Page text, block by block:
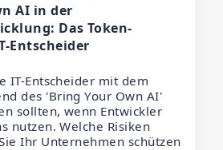
AI in der
Das Token-
Entscheider
IT-Entscheider mit dem
des 'Bring Your Own AI'
sollten, wenn Entwickler
nutzen. Welche Risiken
Ihr Unternehmen schützen